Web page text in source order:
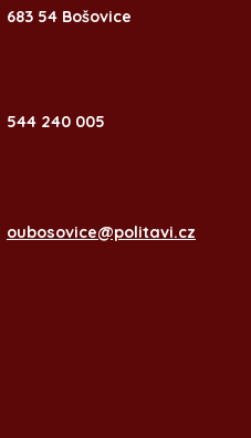
683 54 Bošovice
544 240 005
oubosovice@politavi.cz